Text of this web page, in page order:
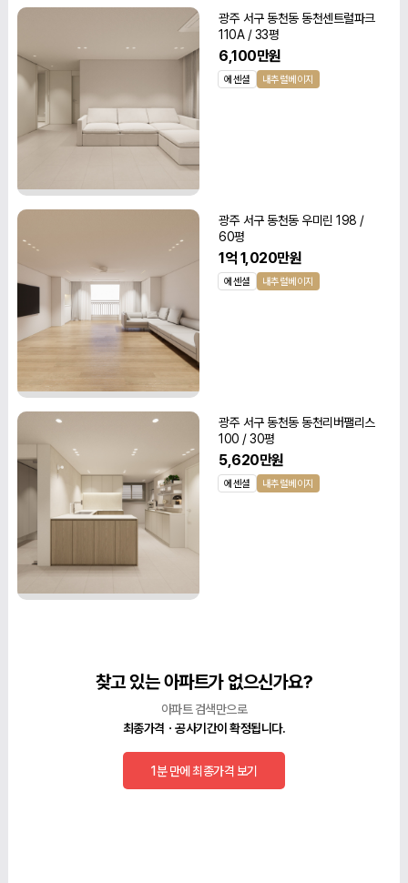
에센셜 내추럴베이지
광주 서구 동천동 동천센트럴파크
110A / 33평
6,100만원
에센셜 내추럴베이지
광주 서구 동천동 우미린 198 /
60평
1억 1,020만원
에센셜 내추럴베이지
광주 서구 동천동 동천리버팰리스
100 / 30평
5,620만원
찾고 있는 아파트가 없으신가요?
아파트 검색만으로
최종가격ㆍ공사기간이 확정됩니다.
1분 만에 최종가격 보기